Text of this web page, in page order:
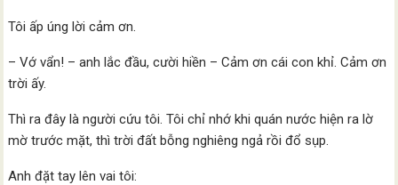
Tôi ấp úng lời cảm ơn.
– Vớ vẩn! – anh lắc đầu, cười hiền – Cảm ơn cái con khỉ. Cảm ơn
trời ấy.
Thì ra đây là người cứu tôi. Tôi chỉ nhớ khi quán nước hiện ra lờ
mờ trước mặt, thì trời đất bỗng nghiêng ngả rồi đổ sụp.
Anh đặt tay lên vai tôi: